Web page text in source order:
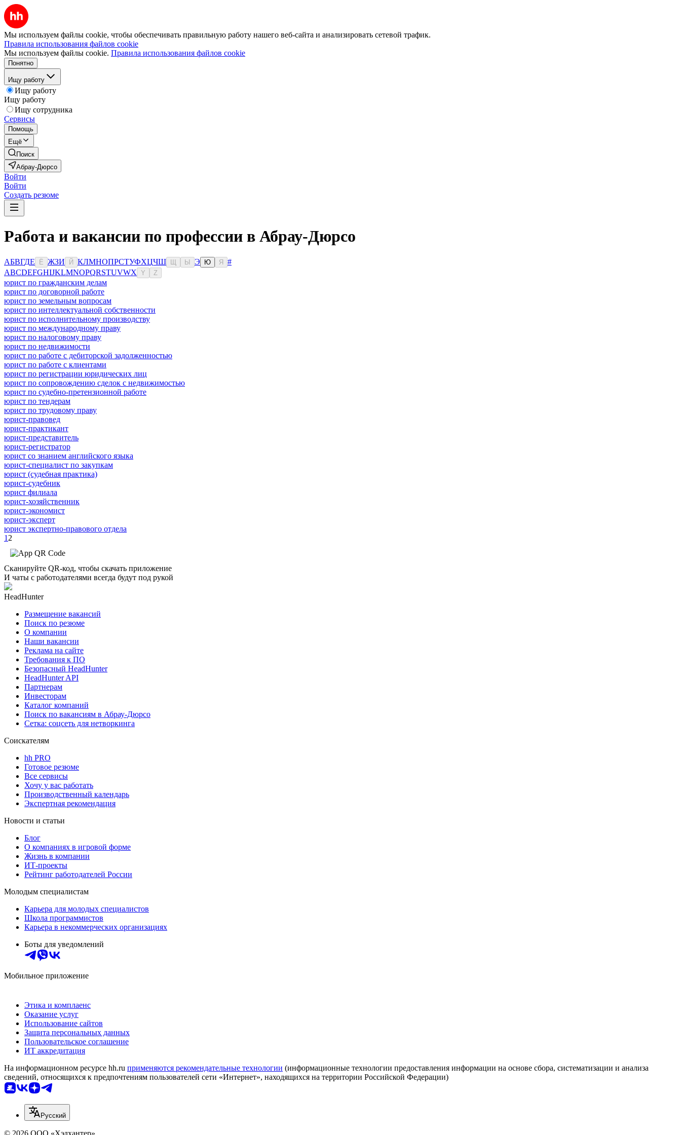
Мы используем файлы cookie, чтобы обеспечивать правильную работу нашего веб-сайта и анализировать сетевой трафик.
Правила использования файлов cookie
Мы используем файлы cookie. Правила использования файлов cookie
Понятно
Ищу работу
Ищу работу
Ищу работу
Ищу сотрудника
Сервисы
Помощь
Ещё
Поиск
Абрау-Дюрсо
Войти
Войти
Создать резюме
Работа и вакансии по профессии в Абрау-Дюрсо
АБВГДЕ Ё ЖЗИ Й КЛМНОПРСТУФХЦЧШ Ы Э Ю Я
#
ABCDEFGHIJKLMNOPQRSTUVWX Y Z
юрист по гражданским делам
юрист по договорной работе
юрист по земельным вопросам
юрист по интеллектуальной собственности
юрист по исполнительному производству
юрист по международному праву
юрист по налоговому праву
юрист по недвижимости
юрист по работе с дебиторской задолженностью
юрист по работе с клиентами
юрист по регистрации юридических лиц
юрист по сопровождению сделок с недвижимостью
юрист по судебно-претензионной работе
юрист по тендерам
юрист по трудовому праву
юрист-правовед
юрист-практикант
юрист-представитель
юрист-регистратор
юрист со знанием английского языка
юрист-специалист по закупкам
юрист (судебная практика)
юрист-судебник
юрист филиала
юрист-хозяйственник
юрист-экономист
юрист-эксперт
юрист экспертно-правового отдела
1 2
Сканируйте QR-код, чтобы скачать приложение
И чаты с работодателями всегда будут под рукой
HeadHunter
Размещение вакансий
Поиск по резюме
О компании
Наши вакансии
Реклама на сайте
Требования к ПО
Безопасный HeadHunter
HeadHunter API
Партнерам
Инвесторам
Каталог компаний
Поиск по вакансиям в Абрау-Дюрсо
Сетка: соцсеть для нетворкинга
Соискателям
hh PRO
Готовое резюме
Все сервисы
Хочу у вас работать
Производственный календарь
Экспертная рекомендация
Новости и статьи
Блог
О компаниях в игровой форме
Жизнь в компании
ИТ-проекты
Рейтинг работодателей России
Молодым специалистам
Карьера для молодых специалистов
Школа программистов
Карьера в некоммерческих организациях
Боты для уведомлений
Мобильное приложение
Этика и комплаенс
Оказание услуг
Использование сайтов
Защита персональных данных
Пользовательское соглашение
ИТ аккредитация
На информационном ресурсе hh.ru применяются рекомендательные технологии (информационные технологии предоставления информации на основе сбора, систематизации и анализа
сведений, относящихся к предпочтениям пользователей сети «Интернет», находящихся на территории Российской Федерации)
Русский
© 2026 ООО «Хэдхантер»